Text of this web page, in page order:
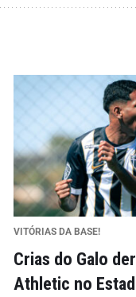
VITÓRIAS DA BASE!
Crias do Galo
Athletic no